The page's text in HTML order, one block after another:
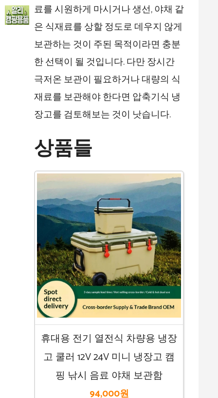
료를 시원하게 마시거나 생선, 야채 같
은 식재료를 상할 정도로 데우지 않게
보관하는 것이 주된 목적이라면 충분
한 선택이 될 것입니다. 다만 장시간
극저온 보관이 필요하거나 대량의 식
재료를 보관해야 한다면 압축기식 냉
장고를 검토해보는 것이 낫습니다.
상품들
휴대용 전기 열전식 차량용 냉장
고 쿨러 12V 24V 미니 냉장고 캠
핑 낚시 음료 야채 보관함
94,000원